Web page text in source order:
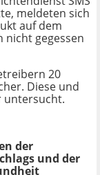
meldeten sich
auf dem
nicht gegessen
20
Diese und
untersucht.
der
und der